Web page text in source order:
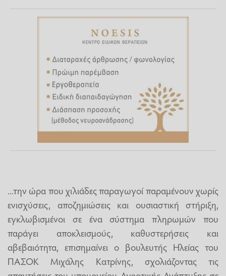
...την ώρα που χιλιάδες παραγωγοί παραμένουν χωρίς
ενισχύσεις, αποζημιώσεις και ουσιαστική στήριξη,
εγκλωβισμένοι σε ένα σύστημα πληρωμών που
παράγει αποκλεισμούς, καθυστερήσεις και
αβεβαιότητα, επισημαίνει ο βουλευτής Ηλείας του
ΠΑΣΟΚ Μιχάλης Κατρίνης, σχολιάζοντας τις